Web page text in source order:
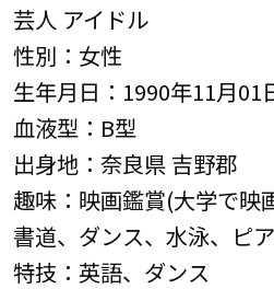
芸人 アイドル
性別：女性
生年月日：1990年11月01
血液型：B型
出身地：奈良県 吉野郡
趣味：映画鑑賞(大学で映
書道、ダンス、水泳、ピ
特技：英語、ダンス